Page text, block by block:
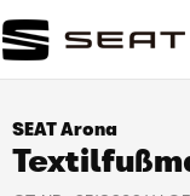
SEAT Arona